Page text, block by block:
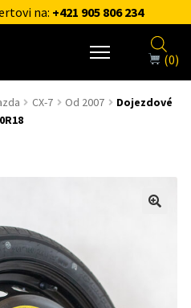
na: +421 905 806 234
(0)
CX-7 Od 2007
Dojezdové